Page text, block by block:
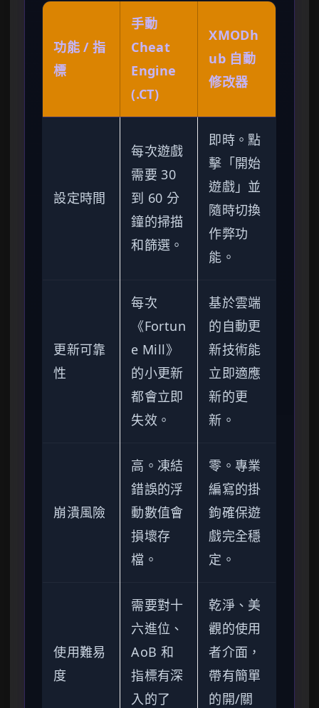
功能 / 指
標
手動
Cheat
Engine
(.CT)
XMODh
ub 自動
修改器
設定時間
每次遊戲
需要 30
到 60 分
鐘的掃描
和篩選。
即時。點
擊「開始
遊戲」並
隨時切換
作弊功
能。
更新可靠
性
每次
《Fortun
e Mill》
的小更新
都會立即
失效。
基於雲端
的自動更
新技術能
立即適應
新的更
新。
崩潰風險
高。凍結
錯誤的浮
動數值會
損壞存
檔。
零。專業
編寫的掛
鉤確保遊
戲完全穩
定。
使用難易
度
需要對十
六進位、
AoB 和
指標有深
入的了
乾淨、美
觀的使用
者介面，
帶有簡單
的開/關